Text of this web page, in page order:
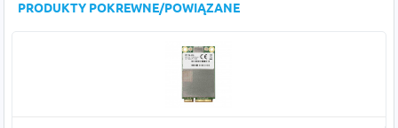
PRODUKTY POKREWNE/POWIĄZANE